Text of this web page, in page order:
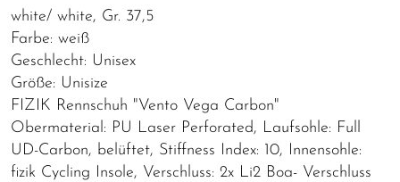
white/ white, Gr. 37,5
Farbe: weiß
Geschlecht: Unisex
Größe: Unisize
FIZIK Rennschuh "Vento Vega Carbon"
Obermaterial: PU Laser Perforated, Laufsohle: Full
UD-Carbon, belüftet, Stiffness Index: 10, Innensohle:
fizik Cycling Insole, Verschluss: 2x Li2 Boa- Verschluss